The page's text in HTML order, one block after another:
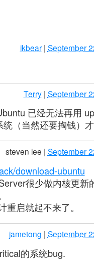
ikbear| September
Terry| September
已经无法再用
（当然还要掏钱）
steven lee | September
download-ubuntu
很少做内核更新
启就起不来了。
jametong | September
的系统bug.